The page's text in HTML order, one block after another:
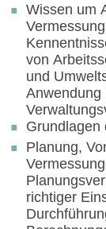
Wissen um
von
und
Anwendung
Grundlagen
Planung,
richtiger